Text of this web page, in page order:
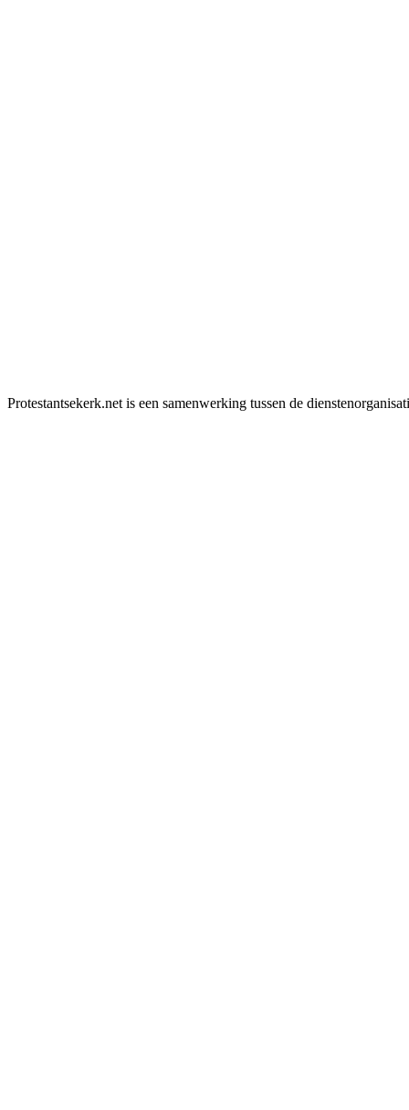
Protestantsekerk.net is een samenwerking tussen de